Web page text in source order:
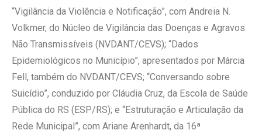
“Vigilância da Violência e Notificação”, com Andreia N.
Volkmer, do Núcleo de Vigilância das Doenças e Agravos
Não Transmissíveis (NVDANT/CEVS); “Dados
Epidemiológicos no Município”, apresentados por Márcia
Fell, também do NVDANT/CEVS; “Conversando sobre
Suicídio”, conduzido por Cláudia Cruz, da Escola de Saúde
Pública do RS (ESP/RS); e “Estruturação e Articulação da
Rede Municipal”, com Ariane Arenhardt, da 16ª